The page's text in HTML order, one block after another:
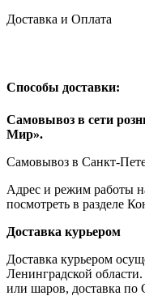
Доставка и Оплата
Способы доставки:
Самовывоз в сети
Мир».
Самовывоз в Санкт-
Адрес и режим работы
посмотреть в разделе
Доставка курьером
Доставка курьером
Ленинградской
или шаров, доставка по